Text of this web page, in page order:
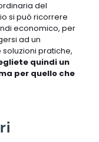
del
si può ricorrere
economico, per
ad un
pratiche,
quindi un
per quello che